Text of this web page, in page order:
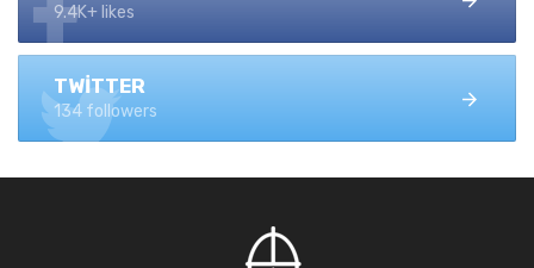
9.4K+ likes
TWITTER
134 followers